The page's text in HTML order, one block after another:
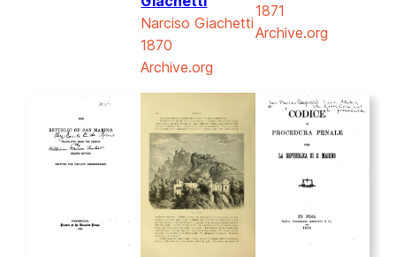
Narciso Giachetti
1870
Archive.org
1871
Archive.org